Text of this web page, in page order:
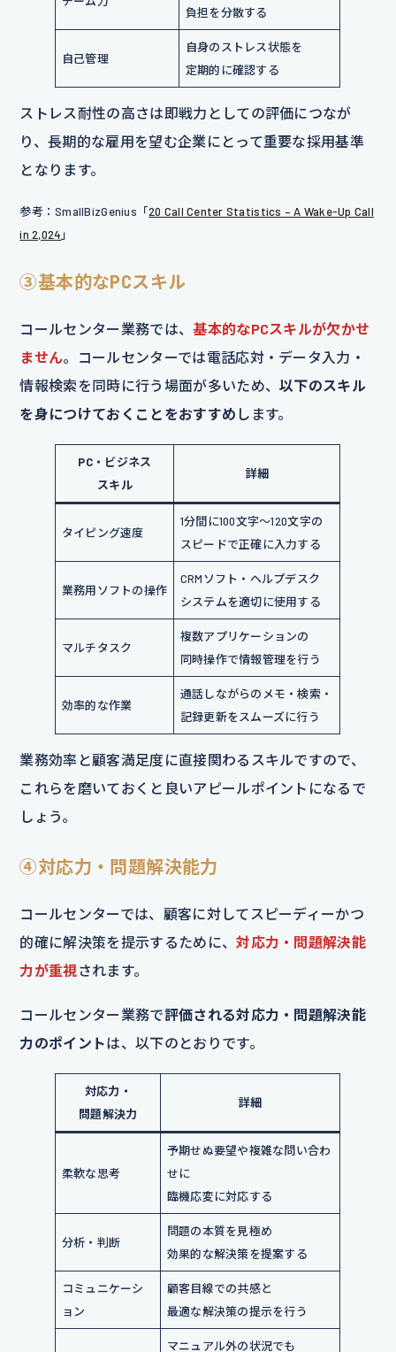
負担を分散する
自己管理
自身のストレス状態を
定期的に確認する
ストレス耐性の高さは即戦力としての評価につなが
り、長期的な雇用を望む企業にとって重要な採用基準
となります。
参考：SmallBizGenius「20 Call Center Statistics – A Wake-Up Call
in 2,024」
③基本的なPCスキル
コールセンター業務では、基本的なPCスキルが欠かせ
ません。コールセンターでは電話応対・データ入力・
情報検索を同時に行う場面が多いため、以下のスキル
を身につけておくことをおすすめ します。
PC・ビジネス
スキル
詳細
タイピング速度
1分間に100文字～120文字の
スピードで正確に入力する
業務用ソフトの操作
CRMソフト・ヘルプデスク
システムを適切に使用する
マルチタスク
複数アプリケーションの
同時操作で情報管理を行う
効率的な作業
通話しながらのメモ・検索・
記録更新をスムーズに行う
業務効率と顧客満足度に直接関わるスキルですので、
これらを磨いておくと良いアピールポイントになるで
しょう。
④対応力・問題解決能力
コールセンターでは、顧客に対してスピーディーかつ
的確に解決策を提示するために、対応力・問題解決能
力が重視されます。
コールセンター業務で評価される対応力・問題解決能
力のポイントは、以下のとおりです。
対応力・
問題解決力
詳細
柔軟な思考
予期せぬ要望や複雑な問い合わ
せに
臨機応変に対応する
分析・判断
問題の本質を見極め
効果的な解決策を提案する
コミュニケーシ
ョン
顧客目線での共感と
最適な解決策の提示を行う
マニュアル外の状況でも